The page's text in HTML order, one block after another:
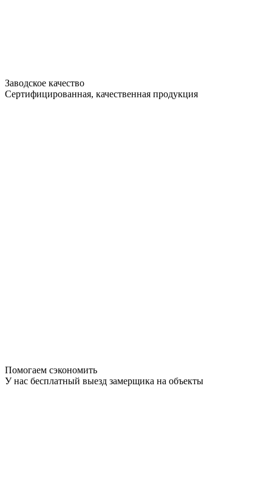
Заводское качество
Сертифицированная, качественная продукция
Помогаем сэкономить
У нас бесплатный выезд замерщика на объекты